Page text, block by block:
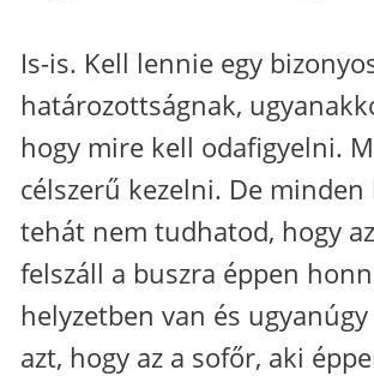
Is-is. Kell lennie egy
határozottságnak,
hogy mire kell odafigyelni.
célszerű kezelni. De minden
tehát nem tudhatod, hogy
felszáll a buszra éppen
helyzetben van és
azt, hogy az a sofőr, aki